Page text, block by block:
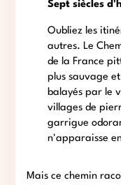
Sept siècles
Oubliez les
autres. Le
de la France
plus sauvage
balayés par le
villages de
garrigue
n'apparaisse
Mais ce chemin